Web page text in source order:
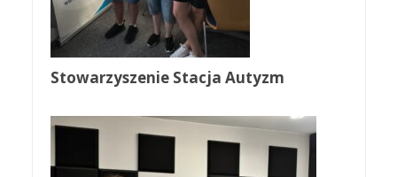
Stowarzyszenie Stacja Autyzm